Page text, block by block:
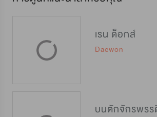
เรน ด็อกส์
Daewon
บนตักจักรพรร